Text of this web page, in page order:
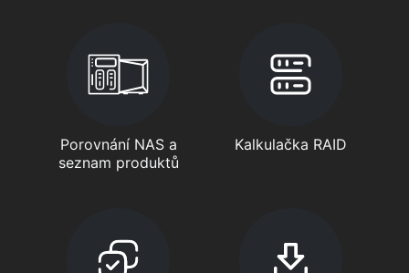
Porovnání NAS a
seznam produktů
Kalkulačka RAID